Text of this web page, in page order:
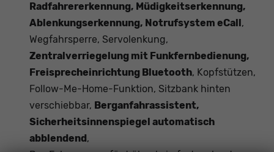
Radfahrererkennung, Müdigkeitserkennung,
Ablenkungserkennung, Notrufsystem eCall ,
Wegfahrsperre, Servolenkung,
Zentralverriegelung mit Funkfernbedienung,
Freisprecheinrichtung Bluetooth, Kopfstützen,
Follow-Me-Home-Funktion, Sitzbank hinten
verschiebbar, Berganfahrassistent,
Sicherheitsinnenspiegel automatisch
abblendend ,